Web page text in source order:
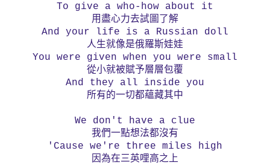
To give a who-how about it
用盡心力去試圖了解
And your life is a Russian doll
人生就像是俄羅斯娃娃
You were given when you were small
從小就被賦予層層包覆
And they all inside you
所有的一切都蘊藏其中
We don't have a clue
我們一點想法都沒有
'Cause we're three miles high
因為在三英哩高之上